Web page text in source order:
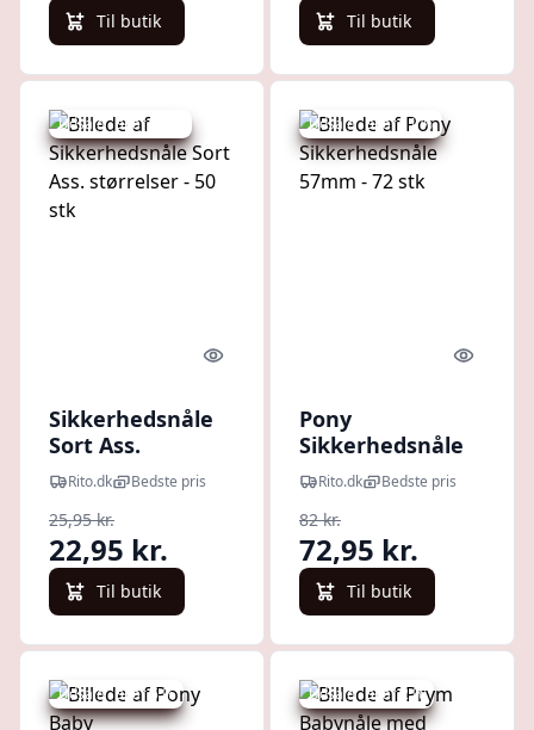
Til butik Til butik
Udsalg - spar 11 %
Quick look
Sikkerhedsnåle
Sort Ass.
størrelser - 50
stk
Rito.dk Bedste pris
25,95 kr.
22,95 kr.
Til butik
Udsalg - spar 11 %
Quick
Pony
Sikkerhedsnåle
57mm - 72 stk
Rito.dk Bedste pris
82 kr.
72,95 kr.
Til butik
Udsalg - spar 6 % Udsalg - spar 2 %